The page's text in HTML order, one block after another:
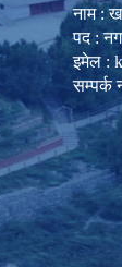
नाम :
पद :
इमेल :